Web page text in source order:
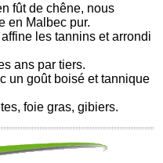
fût de chêne, nous
en Malbec pur.
les tannins et arrondi
ans par tiers.
un goût boisé et tannique
foie gras, gibiers.